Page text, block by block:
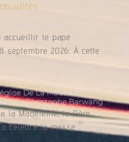
accueillir le pape
septembre 2026. À cette
De La Madeleine,
Père Christophe Barwang
la Madeleine, le Père
célébré la messe.